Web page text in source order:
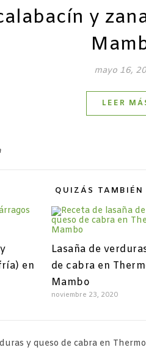
y
mayo 16,
LEER
QUIZÁS TAMBIÉN
en
Lasaña de
de cabra en
Mambo
noviembre 23, 2020